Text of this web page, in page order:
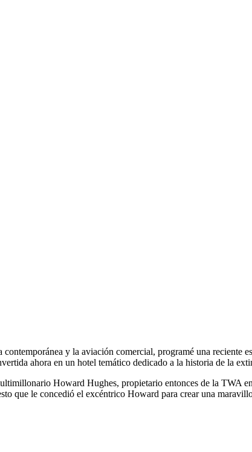
y la aviación comercial, programé una reciente
ahora en un hotel temático dedicado a la historia de la
Howard Hughes, propietario entonces de la TWA
que le concedió el excéntrico Howard para crear una